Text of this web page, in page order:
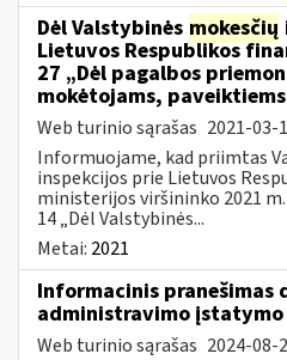
Dėl Valstybinės mokesčių
Lietuvos Respublikos
27 „Dėl pagalbos
mokėtojams,
Web turinio sąrašas 2021-03-
Informuojame, kad priimtas
inspekcijos prie Lietuvos
ministerijos viršininko 2021 m.
14 „Dėl Valstybinės...
Metai: 2021
Informacinis pranešimas
administravimo įstatymo
Web turinio sąrašas 2024-08-